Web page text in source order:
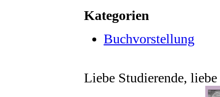
Kategorien
Buchvorstellung
Liebe Studierende,